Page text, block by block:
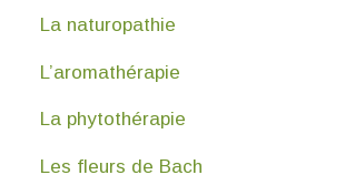
La naturopathie
L’aromathérapie
La phytothérapie
Les fleurs de Bach